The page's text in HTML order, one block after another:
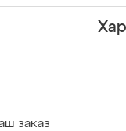
заказ